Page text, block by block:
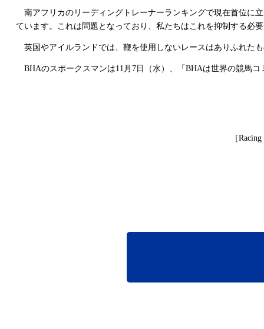
南アフリカのリーディングトレーナーランキングで現在首位に
ています。これは問題となっており、私たちはこれを抑制する必
英国やアイルランドでは、鞭を使用しないレースはありふれた
BHAのスポークスマンは11 月 7日（水）、「BHAは世界の競馬コ
［Racing